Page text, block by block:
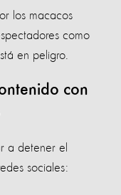
los macacos
como
en peligro.
con
a detener el
sociales: